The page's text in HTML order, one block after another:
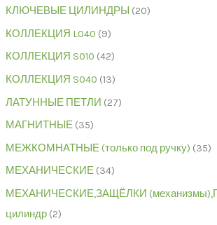
КЛЮЧЕВЫЕ ЦИЛИНДРЫ
20
КОЛЛЕКЦИЯ L040 9
КОЛЛЕКЦИЯ S010 42
КОЛЛЕКЦИЯ S040 13
ЛАТУННЫЕ ПЕТЛИ 27
МАГНИТНЫЕ 35
МЕЖКОМНАТНЫЕ (только под ручку) 35
МЕХАНИЧЕСКИЕ 34
МЕХАНИЧЕСКИЕ,ЗАЩЁЛКИ
цилиндр 2